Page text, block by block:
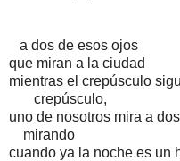
a dos de esos ojos
que miran a la ciudad
mientras el crepúsculo
crepúsculo,
uno de nosotros mira a
mirando
cuando ya la noche es un